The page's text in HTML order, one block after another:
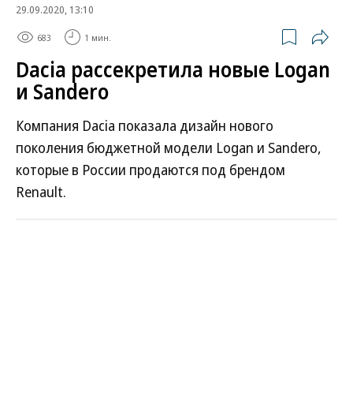
29.09.2020, 13:10
683 1 мин.
Dacia рассекретила новые Logan
и Sandero
Компания Dacia показала дизайн нового
поколения бюджетной модели Logan и Sandero,
которые в России продаются под брендом
Renault.